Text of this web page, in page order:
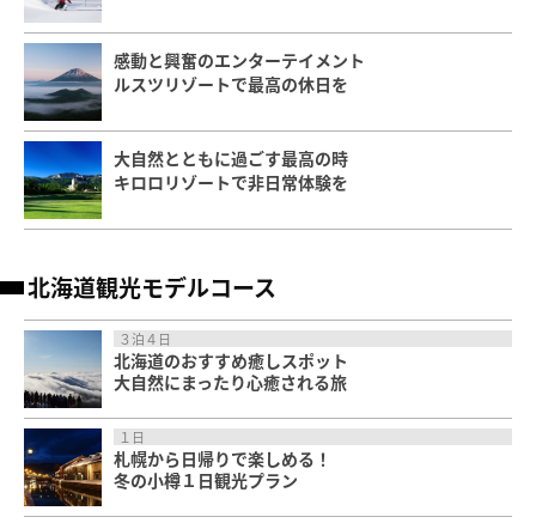
感動と興奮のエンターテイメント
ルスツリゾートで最高の休日を
大自然とともに過ごす最高の時
キロロリゾートで非日常体験を
北海道観光モデルコース
３泊４日
北海道のおすすめ癒しスポット
大自然にまったり心癒される旅
１日
札幌から日帰りで楽しめる！
冬の小樽１日観光プラン